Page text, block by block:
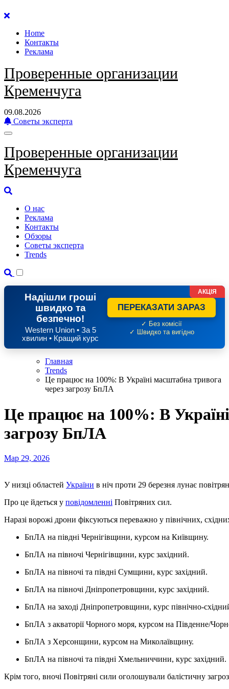
Перейти
содержанию
Home
Контакты
Реклама
Проверенные организации
Кременчуга
09.08.2026
Советы эксперта
Проверенные организации
Кременчуга
О нас
Реклама
Контакты
Обзоры
Советы эксперта
Trends
Надішли гроші
швидко та
безпечно!
Western Union • За 5
хвилин • Кращий курс
ПЕРЕКАЗАТИ ЗАРАЗ
✓ Без комісії
✓ Швидко та вигідно
АКЦІЯ
Главная
Trends
Це працює на 100%: В Україні масштабна тривога
через загрозу БпЛА
Це працює на 100%: В
загрозу БпЛА
Мар 29, 2026
У низці областей України в ніч проти 29 березня лунає
Про це йдеться у повідомленні Повітряних сил.
Наразі ворожі дрони фіксуються переважно у північних,
БпЛА на півдні Чернігівщини, курсом на Київщину.
БпЛА на півночі Чернігівщини, курс західний.
БпЛА на півночі та півдні Сумщини, курс західний.
БпЛА на півночі Дніпропетровщини, курс західний.
БпЛА на заході Дніпропетровщини, курс північно-
БпЛА з акваторії Чорного моря, курсом на Південне/
БпЛА з Херсонщини, курсом на Миколаївщину.
БпЛА на півночі та півдні Хмельниччини, курс західний.
Крім того, вночі Повітряні сили оголошували балістичну